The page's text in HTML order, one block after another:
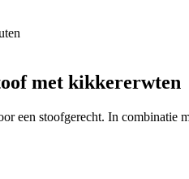
met kikkererwten
een stoofgerecht. In combinatie